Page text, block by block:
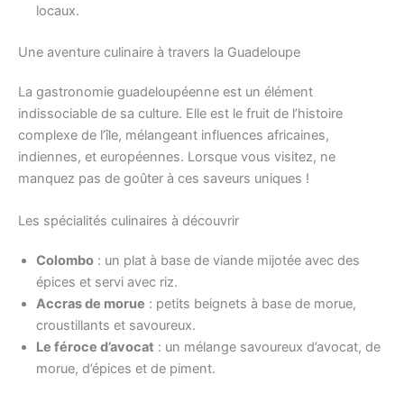
locaux.
Une aventure culinaire à travers la Guadeloupe
La gastronomie guadeloupéenne est un élément
indissociable de sa culture. Elle est le fruit de l’histoire
complexe de l’île, mélangeant influences africaines,
indiennes, et européennes. Lorsque vous visitez, ne
manquez pas de goûter à ces saveurs uniques !
Les spécialités culinaires à découvrir
Colombo : un plat à base de viande mijotée avec des
épices et servi avec riz.
Accras de morue : petits beignets à base de morue,
croustillants et savoureux.
Le féroce d’avocat : un mélange savoureux d’avocat, de
morue, d’épices et de piment.